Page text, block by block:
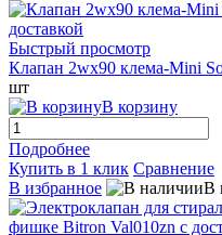
Быстрый просмотр
Клапан 2wx90 клема-Mini
шт
В корзину
Подробнее
Купить в 1 клик Сравнение
В избранное
В